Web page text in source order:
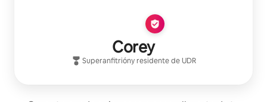
Corey
Superanfitrióny residente deUDR